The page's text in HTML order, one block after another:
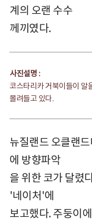
계의 오랜 수수
께끼였다.
사진설명 :
코스타리카 거북이들이 알
몰려들고 있다.
뉴질랜드 오클랜
에 방향파악
을 위한 코가 달렸
'네이처'에
보고했다. 주둥이